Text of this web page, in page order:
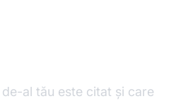
al tău este citat și care